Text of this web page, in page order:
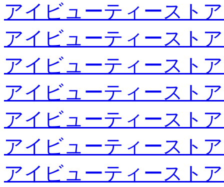
アイビューティースト
アイビューティースト
アイビューティースト
アイビューティースト
アイビューティースト
アイビューティースト
アイビューティースト